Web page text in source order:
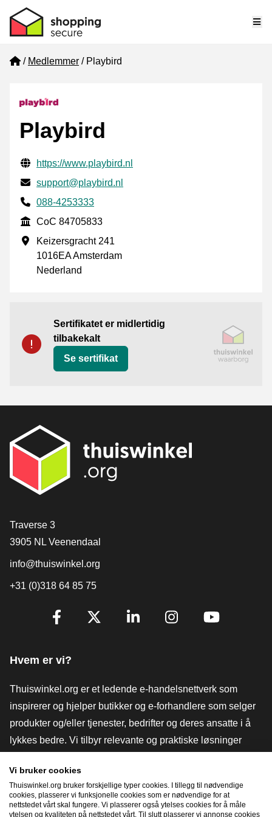
Home
Medlemmer Playbird
Playbird
Verifisert kontaktinformasjon
Website URL
https://www.playbird.nl
E-post
support@playbird.nl
Phone number
088-4253333
CoC
CoC 84705833
Forretningsadresse
Keizersgracht 241
1016EA Amsterdam
Nederland
Sertifikatet er midlertidig
tilbakekalt
Se sertifikat
[_General:Contact]
Traverse 3
3905 NL Veenendaal
info@thuiswinkel.org
+31 (0)318 64 85 75
[_General:SocialMediaTitle]
Hvem er vi?
Thuiswinkel.org er et ledende e-handelsnettverk som
inspirerer og hjelper butikker og e-forhandlere som selger
produkter og/eller tjenester, bedrifter og deres ansatte i å
lykkes bedre. Vi tilbyr relevante og praktiske løsninger
verktøy og råd, advokatvirksomhet, markedsundersøkelser,
og har vår egen utdanningsplattform, Thuiswinkel e-
Academy.
Vi bruker cookies
Thuiswinkel.org bruker forskjellige typer cookies. I tillegg til nødvendige
cookies, plasserer vi funksjonelle cookies som er nødvendige for at
nettstedet vårt skal fungere. Vi plasserer også ytelses cookies for å måle
ytelsen og kvaliteten på nettstedet vårt. Til slutt plasserer vi annonse cookies